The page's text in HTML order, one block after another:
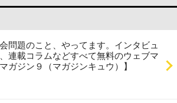
問題のこと、やってます。インタビュ
連載コラムなどすべて無料のウェブマ
ガジン９（マガジンキュウ）】